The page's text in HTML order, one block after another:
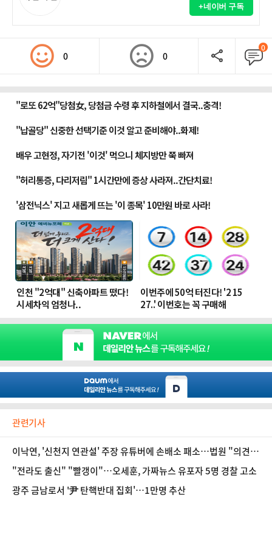
+네이버 구독
0 0
0
관련기사
이낙연, '신천지 연관설' 주장 유튜버에 손배소 패소…법원 "의견
표명"
"전라도 출신" "빨갱이"…오세훈, 가짜뉴스 유포자 5명 경찰 고소
광주 금남로서 '尹 탄핵반대 집회'…1만명 추산